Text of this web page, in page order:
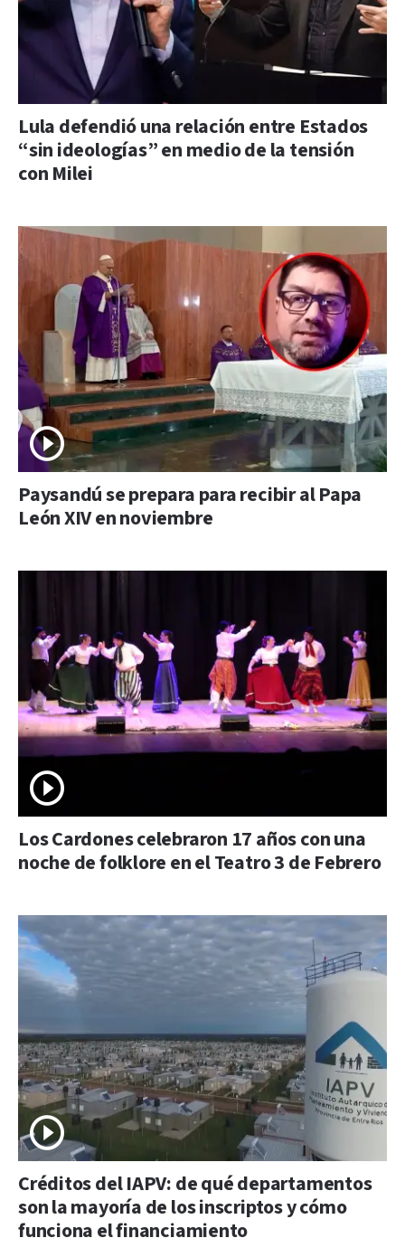
Lula defendió una relación entre Estados
“sin ideologías” en medio de la tensión
con Milei
Paysandú se prepara para recibir al Papa
León XIV en noviembre
Los Cardones celebraron 17 años con una
noche de folklore en el Teatro 3 de Febrero
Créditos del IAPV: de qué departamentos
son la mayoría de los inscriptos y cómo
funciona el financiamiento